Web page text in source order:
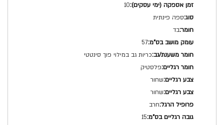
מפרט
טכני
10
ספה פינתית
בד
57
כריות גב במילוי פוך סינטטי
פלסטיק
שחור
שחור
חרב
15